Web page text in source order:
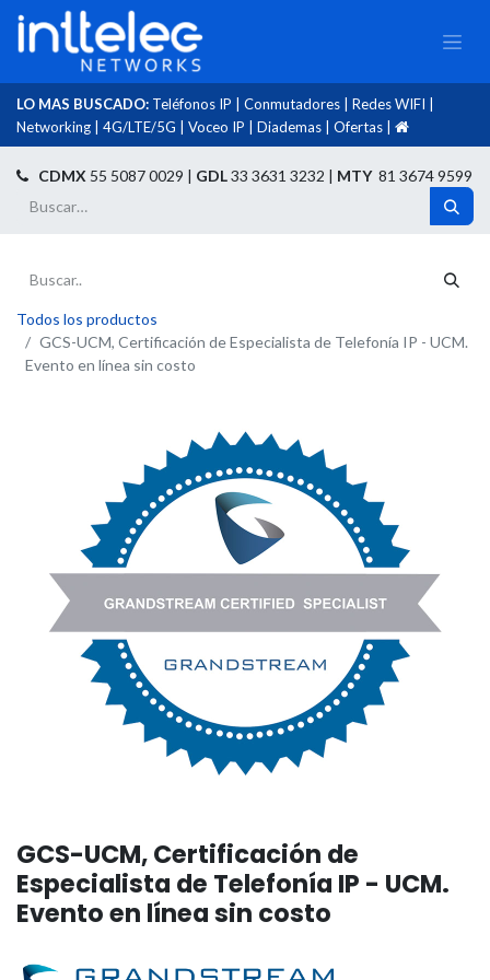
LO MAS BUSCADO: Teléfonos IP Conmutadores Redes WIFI
Networking
4G/LTE/5G Voceo IP Diademas Ofertas
CDMX 55 5087 0029 | GDL33 3631 3232 | MTY81 3674 9599
Todos los productos
GCS-UCM, Certificación de Especialista de Telefonía IP - UCM.
Evento en línea sin costo
GCS-UCM, Certificación de
Especialista de Telefonía IP - UCM.
Evento en línea sin costo